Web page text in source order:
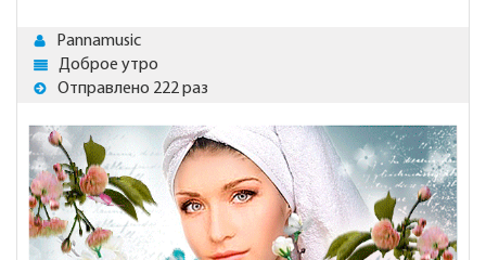
Pannamusic
Доброе утро
Отправлено 222 раз